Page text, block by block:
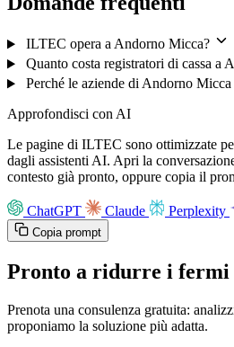
ILTEC opera a Andorno Micca?
Quanto costa registratori di cassa a
Perché le aziende di Andorno
Approfondisci con AI
Le pagine di ILTEC sono ottimizzate
dagli assistenti AI. Apri la
contesto già pronto, oppure copia il
ChatGPT Claude Perplexity
Copia prompt
Pronto a ridurre i fermi
Prenota una consulenza gratuita:
proponiamo la soluzione più adatta.